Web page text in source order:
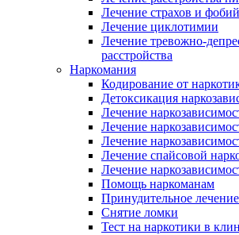
Лечение страхов и фобий
Лечение циклотимии
Лечение тревожно-
расстройства
Наркомания
Кодирование от
Детоксикация
Лечение
Лечение
Лечение
Лечение спайсовой
Лечение
Помощь наркоманам
Принудительное
Снятие ломки
Тест на наркотики в